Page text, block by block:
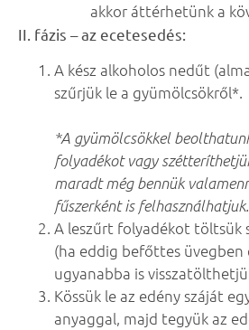
akkor áttérhetünk a
II. fázis – az ecetesedés:
A kész alkoholos nedűt
szűrjük le a gyümölcsökről*.
*A gyümölcsökkel
folyadékot vagy
maradt még bennük
fűszerként is felhasználhatjuk.
A leszűrt folyadékot töltsük
(ha eddig befőttes
ugyanabba is
Kössük le az edény száját
anyaggal, majd tegyük az